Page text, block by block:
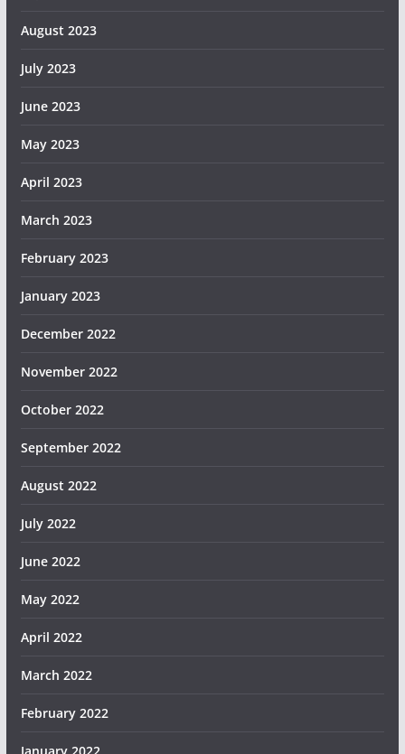
August 2023
July 2023
June 2023
May 2023
April 2023
March 2023
February 2023
January 2023
December 2022
November 2022
October 2022
September 2022
August 2022
July 2022
June 2022
May 2022
April 2022
March 2022
February 2022